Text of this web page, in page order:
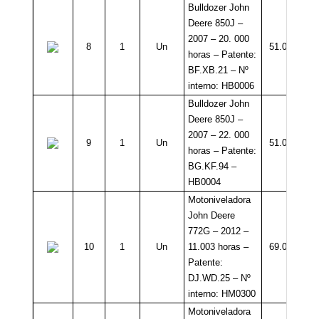
8 1 Un
Bulldozer John
Deere 850J –
2007 – 20. 000
horas – Patente:
BF.XB.21 – Nº
interno: HB0006
51.000
9 1 Un
Bulldozer John
Deere 850J –
2007 – 22. 000
horas – Patente:
BG.KF.94 –
HB0004
51.000
10 1 Un
Motoniveladora
John Deere
772G – 2012 –
11.003 horas –
Patente:
DJ.WD.25 – Nº
interno: HM0300
69.000
Motoniveladora